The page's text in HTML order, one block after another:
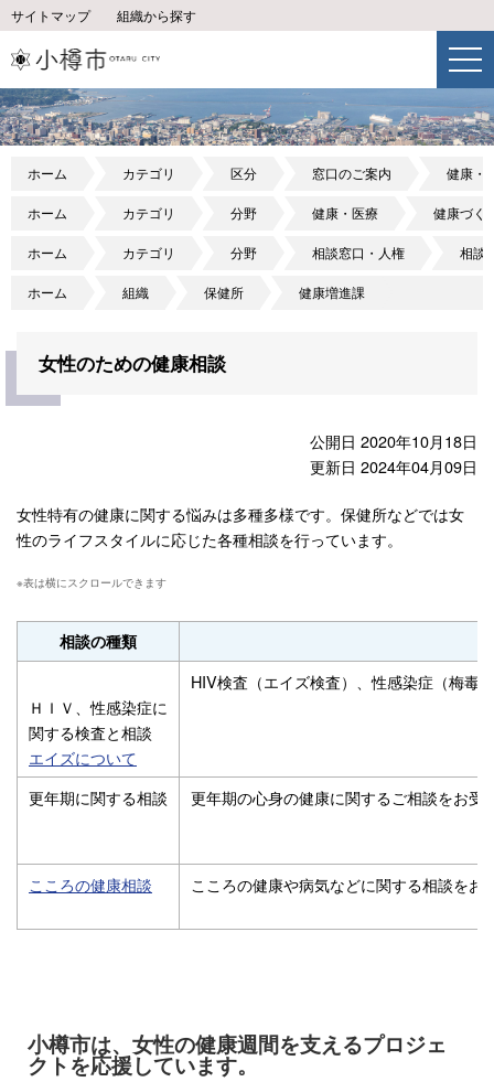
サイトマップ 組織から探す
ホーム カテゴリ 区分 窓口のご案内 健康・
ホーム カテゴリ 分野 健康・医療 健康づく
ホーム カテゴリ 分野 相談窓口・人権 相談
ホーム 組織 保健所 健康増進課
女性のための健康相談
公開日 2020年10月18日
更新日 2024年04月09日
女性特有の健康に関する悩みは多種多様です。保健所などでは女
性のライフスタイルに応じた各種相談を行っています。
相談の種類
ＨＩＶ、性感染症に
関する検査と相談
エイズについて
HIV検査（エイズ検査）、性感染症（梅毒
更年期に関する相談 更年期の心身の健康に関するご相談をお受
こころの健康相談 こころの健康や病気などに関する相談をお
小樽市は、女性の健康週間を支えるプロジェ
クトを応援しています。